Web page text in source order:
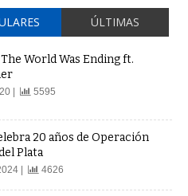
ÚLTIMAS
The World Was Ending ft.
| 5595
20 años de Operación
Plata
| 4626